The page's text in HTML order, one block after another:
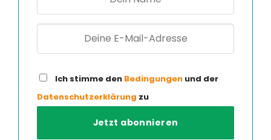
Ich stimme den Bedingungen und der
Datenschutzerklärung zu